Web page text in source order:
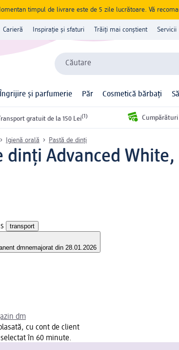
timpul de livrare este de 5 zile lucrătoare. Vă
Carieră Inspirație și sfaturi Trăiți mai conștient Servicii
Căutare
Îngrijire și parfumerie Păr Cosmetică bărbați
gratuit de la 150 Lei(1) Cumpărături
Igienă orală Pastă de dinți
dinți Advanced White,
transport
dmnemajorat din 28.01.2026
dm
cu cont de client
în 60 minute.